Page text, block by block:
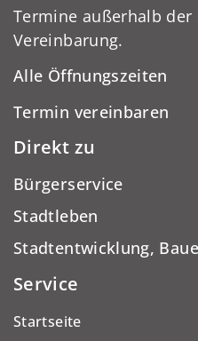
Termine außerhalb der
Vereinbarung.
Alle Öffnungszeiten
Termin vereinbaren
Direkt zu
Bürgerservice
Stadtleben
Stadtentwicklung,
Service
Startseite